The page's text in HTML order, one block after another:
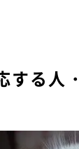
する人